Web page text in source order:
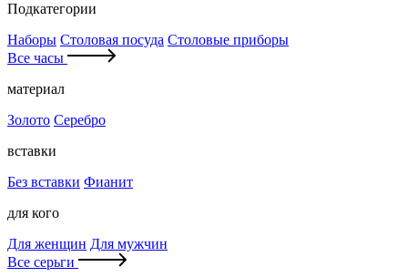
Подкатегории
Наборы Столовая посуда Столовые приборы
Все часы
материал
Золото Серебро
вставки
Без вставки Фианит
для кого
Для женщин Для мужчин
Все серьги